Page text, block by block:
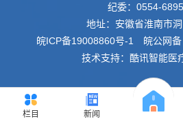
栏目 新闻
纪委： 0554-
地址：安徽省淮南市
皖ICP备19008860号-1
皖公网
技术支持：酷讯智能医